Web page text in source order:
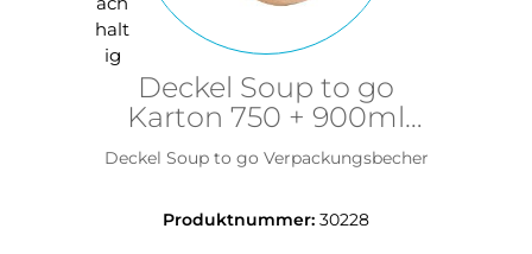
Deckel Soup to go
Karton 750 + 900ml
braun
Deckel Soup to go Verpackungsbecher
Produktnummer: 30228